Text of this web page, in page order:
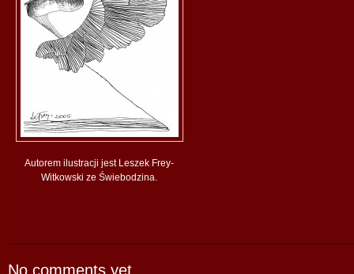
Autorem ilustracji jest Leszek Frey-
Witkowski ze Świebodzina.
No comments yet.